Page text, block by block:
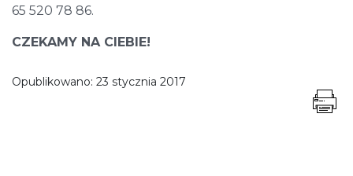
65 520 78 86.
CZEKAMY NA CIEBIE!
Opublikowano: 23 stycznia 2017